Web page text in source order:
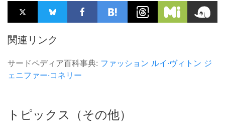
関連リンク
サードペディア百科事典: ファッション ルイ·ヴィトン ジ
ェニファー·コネリー
トピックス（その他）